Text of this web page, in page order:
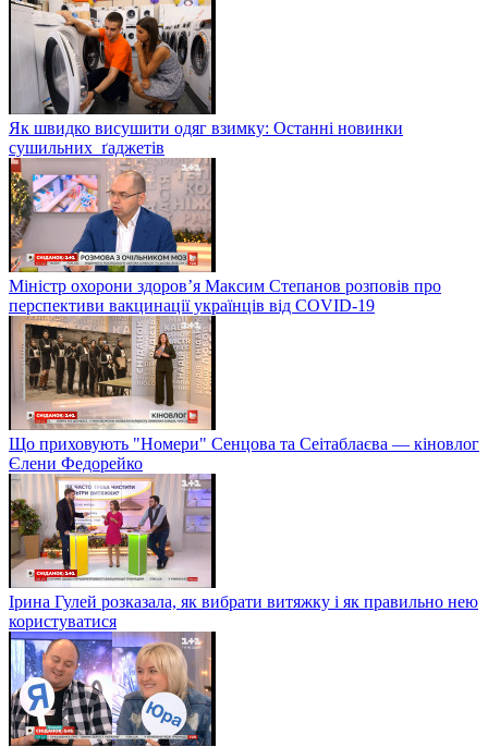
Як швидко висушити одяг взимку: Останні новинки
сушильних ґаджетів
Міністр охорони здоров’я Максим Степанов розповів про
перспективи вакцинації українців від COVID-19
Що приховують "Номери" Сенцова та Сеітаблаєва — кіновлог
Єлени Федорейко
Ірина Гулей розказала, як вибрати витяжку і як правильно нею
користуватися